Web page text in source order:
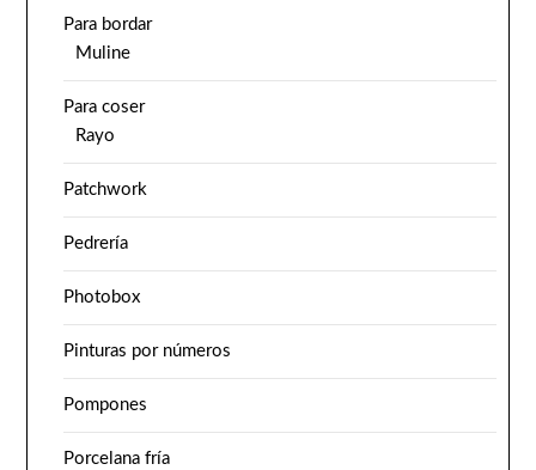
Para bordar
Muline
Para coser
Rayo
Patchwork
Pedrería
Photobox
Pinturas por números
Pompones
Porcelana fría